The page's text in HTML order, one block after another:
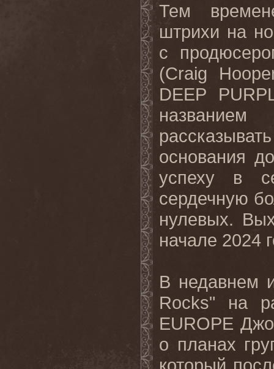
Тем
штрихи на
с
(Craig
DEEP
основания
успеху в
сердечную
нулевых.
начале 2024
В недавнем
Rocks" на
EUROPE
о планах